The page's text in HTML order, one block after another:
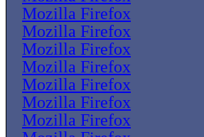
Mozilla Firefox
Mozilla Firefox
Mozilla Firefox
Mozilla Firefox
Mozilla Firefox
Mozilla Firefox
Mozilla Firefox